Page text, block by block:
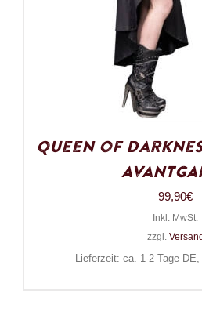
Queen of
99,90€
Inkl. MwSt.
zzgl. Versand
Lieferzeit: ca. 1-2 Tage